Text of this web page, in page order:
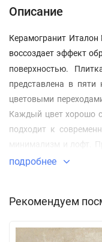
Описание
Керамогранит
воссоздает эффект
поверхностью.
представлена в пяти
цветовыми
Каждый цвет хорошо
подходит к
минимализм и лофт.
Millennium
количеством
подробнее
Рекомендуем